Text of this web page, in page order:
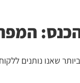
הכנס:
שאנו נותנים